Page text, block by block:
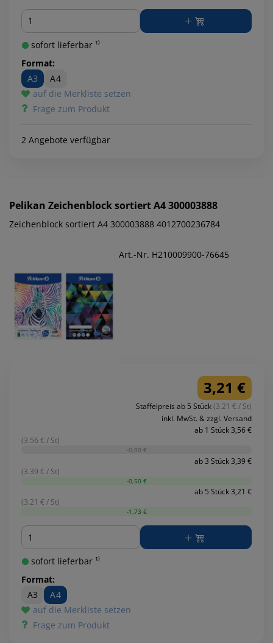
Menge
sofort lieferbar ¹⁾
Format:
A3
A4
auf die Merkliste setzen
Frage zum Produkt
2 Angebote verfügbar
Pelikan Zeichenblock sortiert A4 300003888
Zeichenblock sortiert A4 300003888 4012700236784
Art.-Nr. H210009900-76645
3,21 €
Staffelpreis ab 5 Stück(3.21 € / St)
inkl. MwSt. & zzgl. Versand
ab 1 Stück 3,56 €
(3.56 € / St)
-0,00 €
ab 3 Stück 3,39 €
(3.39 € / St)
-0,50 €
ab 5 Stück 3,21 €
(3.21 € / St)
-1,73 €
Menge
sofort lieferbar ¹⁾
Format:
A3
A4
auf die Merkliste setzen
Frage zum Produkt